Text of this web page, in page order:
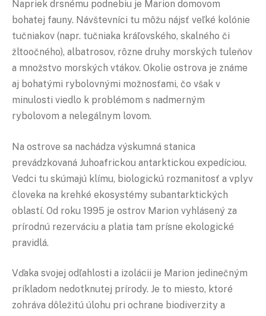
Napriek drsnému podnebiu je Marion domovom
bohatej fauny. Návštevníci tu môžu nájsť veľké kolónie
tučniakov (napr. tučniaka kráľovského, skalného či
žltoočného), albatrosov, rôzne druhy morských tuleňov
a množstvo morských vtákov. Okolie ostrova je známe
aj bohatými rybolovnými možnosťami, čo však v
minulosti viedlo k problémom s nadmerným
rybolovom a nelegálnym lovom.
Na ostrove sa nachádza výskumná stanica
prevádzkovaná Juhoafrickou antarktickou expedíciou.
Vedci tu skúmajú klímu, biologickú rozmanitosť a vplyv
človeka na krehké ekosystémy subantarktických
oblastí. Od roku 1995 je ostrov Marion vyhlásený za
prírodnú rezerváciu a platia tam prísne ekologické
pravidlá.
Vďaka svojej odľahlosti a izolácii je Marion jedinečným
príkladom nedotknutej prírody. Je to miesto, ktoré
zohráva dôležitú úlohu pri ochrane biodiverzity a